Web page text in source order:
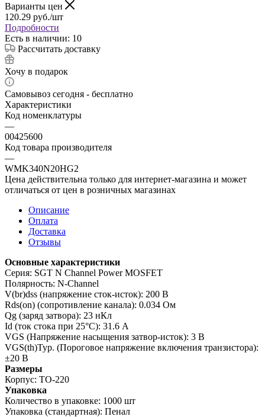
Варианты цен
120.29 руб./шт
Подробности
Есть в наличии: 10
Рассчитать доставку
Хочу в подарок
Самовывоз сегодня - бесплатно
Характеристики
Код номенклатуры
—
00425600
Код товара производителя
—
WMK340N20HG2
Цена действительна только для интернет-магазина и может
отличаться от цен в розничных магазинах
Описание
Оплата
Доставка
Отзывы
Основные характеристики
Серия: SGT N Channel Power MOSFET
Полярность: N-Channel
V(br)dss (напряжение сток-исток): 200 В
Rds(on) (сопротивление канала): 0.034 Ом
Qg (заряд затвора): 23 нКл
Id (ток стока при 25°C): 31.6 А
VGS (Напряжение насыщения затвор-исток): 3 В
VGS(th)Typ. (Пороговое напряжение включения транзистора):
±20 В
Размеры
Корпус: TO-220
Упаковка
Количество в упаковке: 1000 шт
Упаковка (стандартная): Пенал